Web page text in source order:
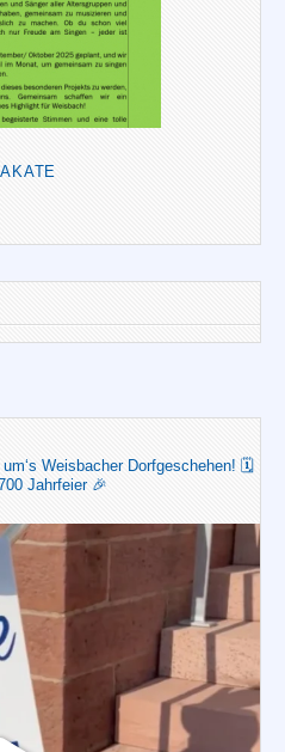
Weisbacher Dorfgeschehen! 🗓️
Jahrfeier 🎉